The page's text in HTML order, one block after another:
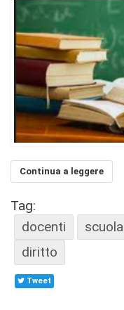
Continua a leggere
Tag:
docenti
scuola
diritto
Tweet